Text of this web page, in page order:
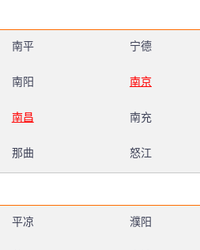
南平 宁德
南阳 南京
南昌 南充
那曲 怒江
平凉 濮阳